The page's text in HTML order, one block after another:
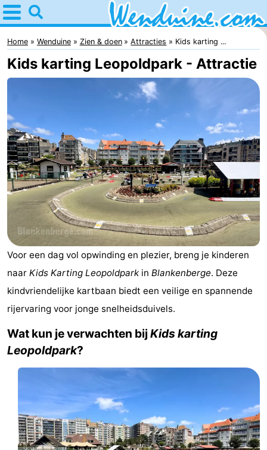
Home
Wenduine
Tips
kinderen
Overnachten
Appartementen
-
Residentie
Green
Garden
-
Seaside
Blankenberge
Bed
(&
Campings
Vakantiehuizen
-
Duinen
Center
Parcs
Last
minutes
Strand
Home Wenduine Zien & doen Attracties Kids karting ...
Kids karting Leopoldpark - Attractie
Voor een dag vol opwinding en plezier, breng je kinderen
naar Kids Karting Leopoldpark in Blankenberge. Deze
kindvriendelijke kartbaan biedt een veilige en spannende
rijervaring voor jonge snelheidsduivels.
Wat kun je verwachten bij Kids karting
Leopoldpark?